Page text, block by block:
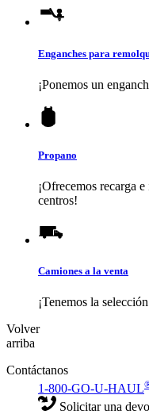
Enganches para
¡Ponemos un
Propano
¡Ofrecemos recarga
centros!
Camiones a la venta
¡Tenemos la
Volver
arriba
Contáctanos
1-800-GO-U-HAUL
Solicitar una